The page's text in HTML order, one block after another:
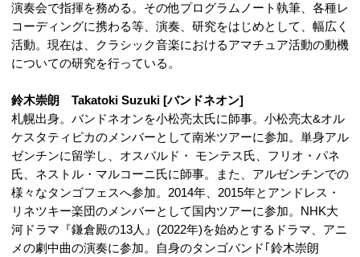
演奏会で指揮を務める。その他プログラムノート執筆、各種レ
コーディングに携わる等、演奏、研究をはじめとして、幅広く
活動。現在は、クラシック音楽におけるアマチュア活動の動機
についての研究を行っている。
鈴木崇朗 Takatoki Suzuki [バンドネオン]
札幌出身。バンドネオンを小松亮太氏に師事。小松亮太&オル
ケスタティピカのメンバーとして南米ツアーに参加。単身アル
ゼンチンに留学し、オスバルド・ モンテス氏、フリオ・パネ
氏、ネストル・マルコーニ氏に師事。また、アルゼンチンでの
様々なタンゴフェスへ参加。2014年、2015年とアンドレス・
リネツキー楽団のメンバーとして国内ツアーに参加。NHK大
河ドラマ『鎌倉殿の13人』(2022年)を始めとするドラマ、アニ
メの劇中曲の演奏に参加。自身のタンゴバンド｢鈴木崇朗